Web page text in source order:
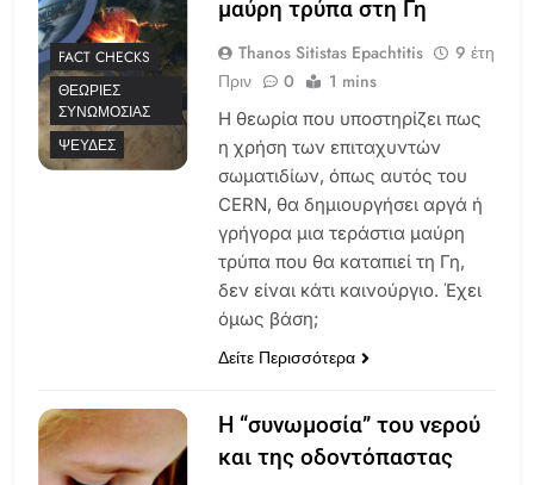
FACT CHECKS
ΘΕΩΡΊΕΣ
ΣΥΝΩΜΟΣΊΑΣ
ΨΕΥΔΈΣ
μαύρη τρύπα στη Γη
Thanos Sitistas Epachtitis
9 έτη
Πριν
0 1 mins
Η θεωρία που υποστηρίζει πως
η χρήση των επιταχυντών
σωματιδίων, όπως αυτός του
CERN, θα δημιουργήσει αργά ή
γρήγορα μια τεράστια μαύρη
τρύπα που θα καταπιεί τη Γη,
δεν είναι κάτι καινούργιο. Έχει
όμως βάση;
Δείτε Περισσότερα
Η “συνωμοσία” του νερού
και της οδοντόπαστας